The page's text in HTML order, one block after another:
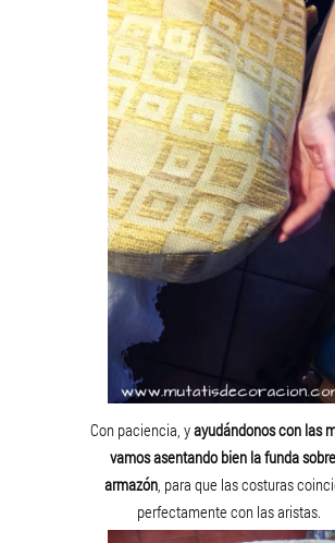
Con paciencia, yayudándonos con las
vamos asentando bien la funda
armazón, para que las costuras
perfectamente con las aristas.